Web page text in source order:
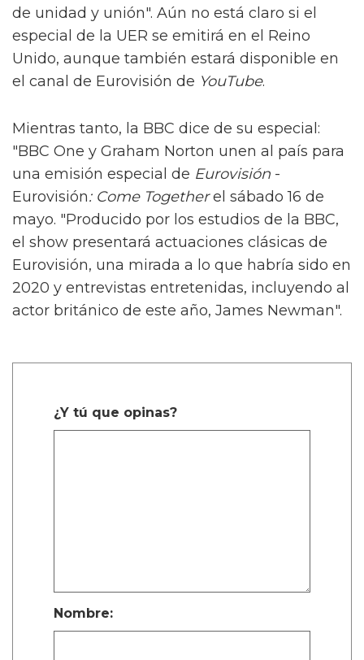
de unidad y unión". Aún no está claro si el
especial de la UER se emitirá en el Reino
Unido, aunque también estará disponible en
el canal de Eurovisión de YouTube.
Mientras tanto, la BBC dice de su especial:
"BBC One y Graham Norton unen al país para
una emisión especial de Eurovisión -
Eurovisión: Come Togetherel sábado 16 de
mayo. "Producido por los estudios de la BBC,
el show presentará actuaciones clásicas de
Eurovisión, una mirada a lo que habría sido en
2020 y entrevistas entretenidas, incluyendo al
actor británico de este año, James Newman".
¿Y tú que opinas?
Nombre: